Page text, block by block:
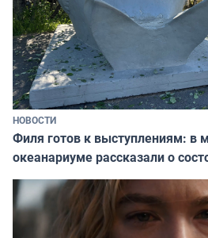
НОВОСТИ
Филя готов к выступлениям: в
океанариуме рассказали о